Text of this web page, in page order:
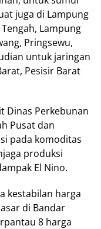
juga di Lampung
Lampung
Pringsewu,
untuk jaringan
Pesisir Barat
Dinas Perkebunan
Pusat dan
pada komoditas
produksi
El Nino.
kestabilan harga
di Bandar
8 harga